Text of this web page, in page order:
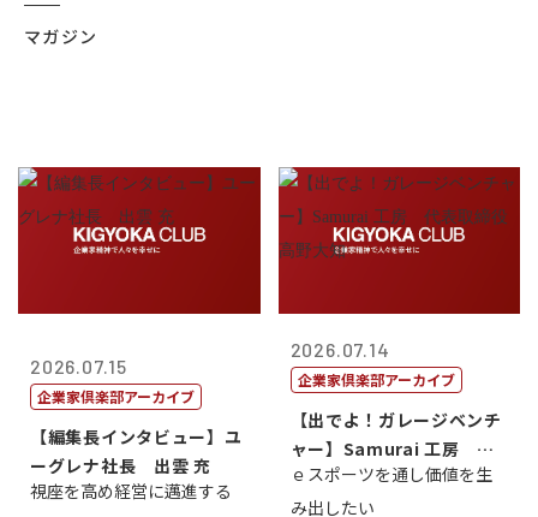
マガジン
2026.07.15
企業家倶楽部アーカイブ
【編集長インタビュー】ユ
ーグレナ社長 出雲 充
視座を高め経営に邁進する
2026.07.14
企業家倶楽部アーカイブ
【出でよ！ガレージベンチ
ャー】Samurai 工房 代
表取締...
ｅスポーツを通し価値を生
み出したい